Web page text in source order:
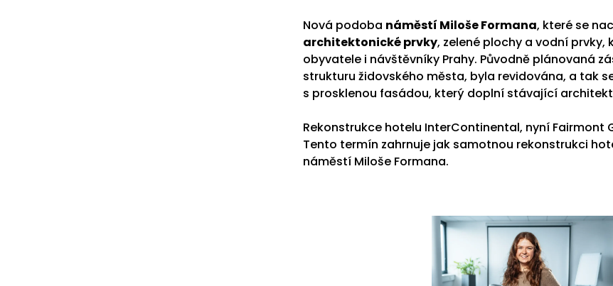
Nová podoba náměstí Miloše Formana, které se
architektonické prvky, zelené plochy a vodní
obyvatele i návštěvníky Prahy. Původně plánovaná
strukturu židovského města, byla revidována, a tak
s prosklenou fasádou, který doplní stávající
Rekonstrukce hotelu InterContinental, nyní Fairmont
Tento termín zahrnuje jak samotnou rekonstrukci
náměstí Miloše Formana.